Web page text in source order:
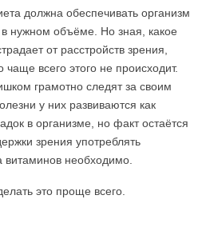
должна обеспечивать организм
нужном объёме. Но зная, какое
от расстройств зрения,
чаще всего этого не происходит.
грамотно следят за своим
у них развиваются как
в организме, но факт остаётся
зрения употреблять
витаминов необходимо.
это проще всего.